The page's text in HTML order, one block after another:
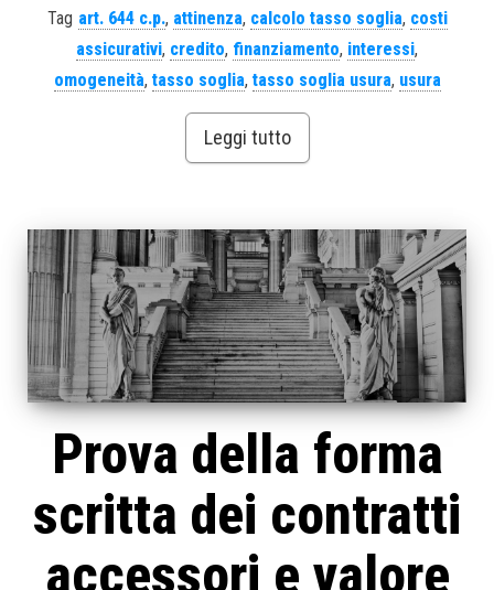
Tag art. 644 c.p., attinenza, calcolo tasso soglia, costi
assicurativi, credito, finanziamento, interessi,
omogeneità, tasso soglia, tasso soglia usura, usura
Leggi tutto
Prova della forma
scritta dei contratti
accessori e valore